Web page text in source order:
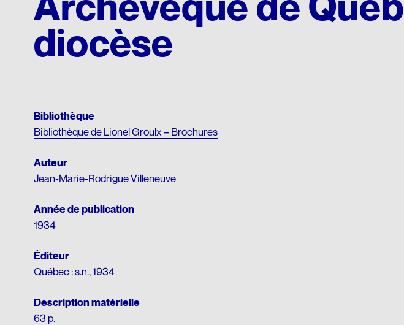
diocèse
Bibliothèque
Bibliothèque de Lionel Groulx – Brochures
Auteur
Jean-Marie-Rodrigue Villeneuve
Année de publication
1934
Éditeur
Québec : s.n., 1934
Description matérielle
63 p.